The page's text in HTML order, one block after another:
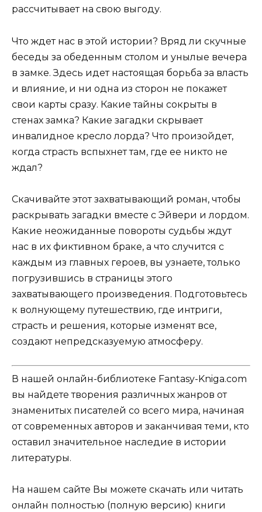
рассчитывает на свою выгоду.
Что ждет нас в этой истории? Вряд ли скучные
беседы за обеденным столом и унылые вечера
в замке. Здесь идет настоящая борьба за власть
и влияние, и ни одна из сторон не покажет
свои карты сразу. Какие тайны сокрыты в
стенах замка? Какие загадки скрывает
инвалидное кресло лорда? Что произойдет,
когда страсть вспыхнет там, где ее никто не
ждал?
Скачивайте этот захватывающий роман, чтобы
раскрывать загадки вместе с Эйвери и лордом.
Какие неожиданные повороты судьбы ждут
нас в их фиктивном браке, а что случится с
каждым из главных героев, вы узнаете, только
погрузившись в страницы этого
захватывающего произведения. Подготовьтесь
к волнующему путешествию, где интриги,
страсть и решения, которые изменят все,
создают непредсказуемую атмосферу.
В нашей онлайн-библиотеке Fantasy-Kniga.com
вы найдете творения различных жанров от
знаменитых писателей со всего мира, начиная
от современных авторов и заканчивая теми, кто
оставил значительное наследие в истории
литературы.
На нашем сайте Вы можете скачать или читать
онлайн полностью (полную версию) книги